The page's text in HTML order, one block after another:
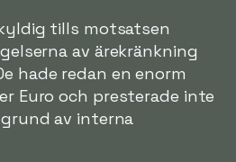
tills motsatsen
av ärekränkning
hade redan en enorm
Euro och presterade inte
av interna